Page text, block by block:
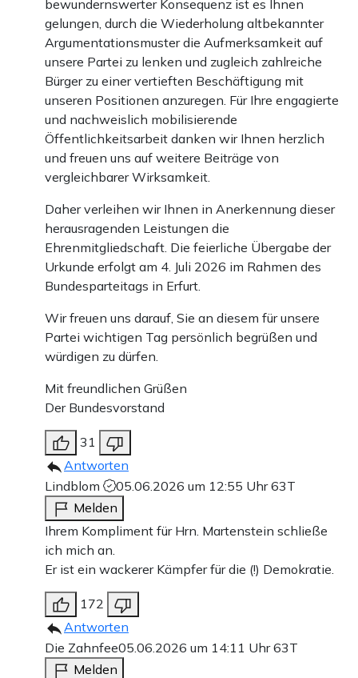
bewundernswerter Konsequenz ist es Ihnen
gelungen, durch die Wiederholung altbekannter
Argumentationsmuster die Aufmerksamkeit auf
unsere Partei zu lenken und zugleich zahlreiche
Bürger zu einer vertieften Beschäftigung mit
unseren Positionen anzuregen. Für Ihre engagierte
und nachweislich mobilisierende
Öffentlichkeitsarbeit danken wir Ihnen herzlich
und freuen uns auf weitere Beiträge von
vergleichbarer Wirksamkeit.
Daher verleihen wir Ihnen in Anerkennung dieser
herausragenden Leistungen die
Ehrenmitgliedschaft. Die feierliche Übergabe der
Urkunde erfolgt am 4. Juli 2026 im Rahmen des
Bundesparteitags in Erfurt.
Wir freuen uns darauf, Sie an diesem für unsere
Partei wichtigen Tag persönlich begrüßen und
würdigen zu dürfen.
Mit freundlichen Grüßen
Der Bundesvorstand
31
Antworten
Lindblom
05.06.2026 um 12:55 Uhr63T
Melden
Ihrem Kompliment für Hrn. Martenstein schließe
ich mich an.
Er ist ein wackerer Kämpfer für die (!) Demokratie.
172
Antworten
Die Zahnfee05.06.2026 um 14:11 Uhr63T
Melden